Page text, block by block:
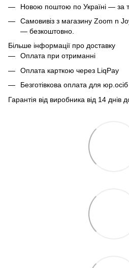
Новою поштою по Україні — за
Самовивіз з магазину Zoom n
— безкоштовно.
Більше інформації про доставку
Оплата при отриманні
Оплата карткою через LiqPay
Безготівкова оплата для юр.осіб
Гарантія від виробника від 14 днів